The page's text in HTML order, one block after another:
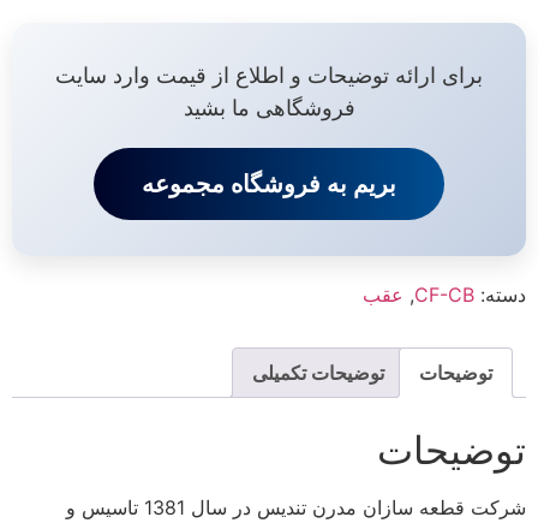
برای ارائه توضیحات و اطلاع از قیمت وارد سایت
فروشگاهی ما بشید
بریم به فروشگاه مجموعه
دسته: CF-CB
, عقب
توضیحات توضیحات تکمیلی
توضیحات
شرکت قطعه سازان مدرن تندیس در سال 1381 تاسیس و